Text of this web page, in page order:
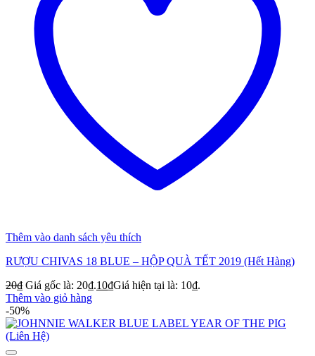
Thêm vào danh sách yêu thích
RƯỢU CHIVAS 18 BLUE – HỘP QUÀ TẾT 2019 (Hết Hàng)
20₫ Giá gốc là: 20₫.10₫Giá hiện tại là: 10₫.
Thêm vào giỏ hàng
-50%